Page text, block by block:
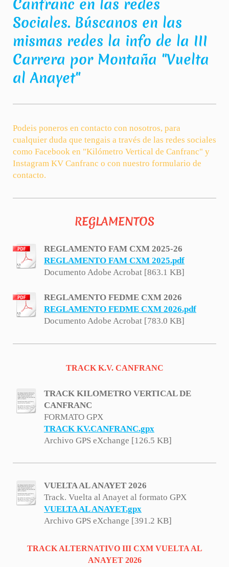
Canfranc en las redes
Sociales. Búscanos en las
mismas redes la info de la III
Carrera por Montaña "Vuelta
al Anayet"
Podeis poneros en contacto con nosotros, para
cualquier duda que tengais a través de las redes sociales
como Facebook en "Kilómetro Vertical de Canfranc" y
Instagram KV Canfranc o con nuestro formulario de
contacto.
REGLAMENTOS
REGLAMENTO FAM CXM 2025-26
REGLAMENTO FAM CXM 2025.pdf
Documento Adobe Acrobat [863.1 KB]
REGLAMENTO FEDME CXM 2026
REGLAMENTO FEDME CXM 2026.pdf
Documento Adobe Acrobat [783.0 KB]
TRACK K.V. CANFRANC
TRACK KILOMETRO VERTICAL DE
CANFRANC
FORMATO GPX
TRACK KV.CANFRANC.gpx
Archivo GPS eXchange [126.5 KB]
VUELTA AL ANAYET 2026
Track. Vuelta al Anayet al formato GPX
VUELTA AL ANAYET.gpx
Archivo GPS eXchange [391.2 KB]
TRACK ALTERNATIVO III CXM VUELTA AL
ANAYET 2026